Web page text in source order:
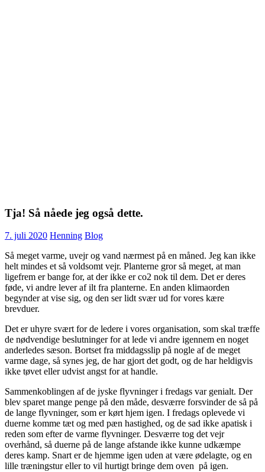
Tja! Så nåede jeg også dette.
7. juli 2020 Henning Blog
Så meget varme, uvejr og vand nærmest på en måned. Jeg kan ikke
helt mindes et så voldsomt vejr. Planterne gror så meget, at man
ligefrem er bange for, at der ikke er co2 nok til dem. Det er deres
føde, vi andre lever af ilt fra planterne. En anden klimaorden
begynder at vise sig, og den ser lidt svær ud for vores kære
brevduer.
Det er uhyre svært for de ledere i vores organisation, som skal træffe
de nødvendige beslutninger for at lede vi andre igennem en noget
anderledes sæson. Bortset fra middagsslip på nogle af de meget
varme dage, så synes jeg, de har gjort det godt, og de har heldigvis
ikke tøvet eller udvist angst for at handle.
Sammenkoblingen af de jyske flyvninger i fredags var genialt. Der
blev sparet mange penge på den måde, desværre forsvinder de så på
de lange flyvninger, som er kørt hjem igen. I fredags oplevede vi
duerne komme tæt og med pæn hastighed, og de sad ikke apatisk i
reden som efter de varme flyvninger. Desværre tog det vejr
overhånd, så duerne på de lange afstande ikke kunne udkæmpe
deres kamp. Snart er de hjemme igen uden at være ødelagte, og en
lille træningstur eller to vil hurtigt bringe dem oven på igen.